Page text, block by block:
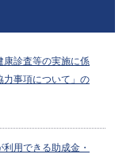
康診査等の実施に係
力事項について」の
用できる助成金・